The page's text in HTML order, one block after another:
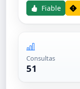
Fiable
Consultas
51